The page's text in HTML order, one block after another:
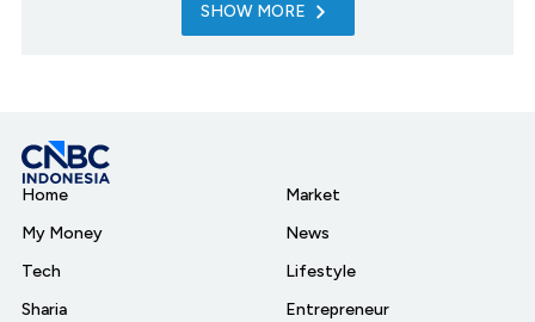
SHOW MORE
Home
My Money
Tech
Sharia
Market
News
Lifestyle
Entrepreneur